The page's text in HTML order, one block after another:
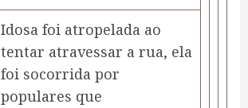
Idosa foi atropelada ao
tentar atravessar a rua, ela
foi socorrida por
populares que